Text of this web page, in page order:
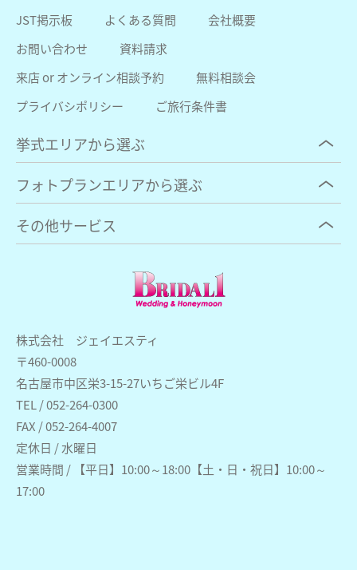
株式会社 ジェイエスティ
〒460-0008
名古屋市中区栄3-15-27いちご栄ビル4F
TEL / 052-264-0300
FAX / 052-264-4007
定休日 / 水曜日
営業時間 / 【平日】10:00～18:00【土・日・祝日】10:00～
17:00
JST掲示板
よくある質問
会社概要
お問い合わせ
資料請求
来店 or オンライン相談予約
無料相談会
プライバシポリシー
ご旅行条件書
挙式エリアから選ぶ
フォトプランエリアから選ぶ
その他サービス